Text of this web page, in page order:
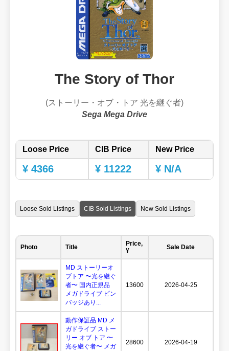
The Story of Thor
(ストーリー・オブ・トア 光を継ぐ者)
Sega Mega Drive
Loose Price CIB Price New Price
¥ 4366 ¥ 11222 ¥ N/A
Loose Sold Listings CIB Sold Listings New Sold Listings
Photo Title
Price,
¥
Sale Date
MD ストーリーオ
ブトア 〜光を継ぐ
者〜 国内正規品
メガドライブ ピン
バッジあり...
13600 2026-04-25
動作保証品 MD メ
ガドライブ ストー
リー オブ トア 〜
光を継ぐ者〜 メガ
28600 2026-04-19